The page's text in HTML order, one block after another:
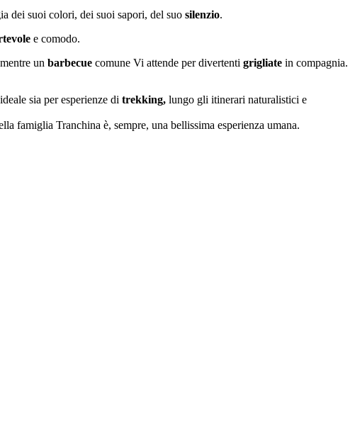
dei suoi colori, dei suoi sapori, del suo silenzio.
e comodo.
un barbecue comune Vi attende per divertenti grigliate in compagnia.
sia per esperienze di trekking, lungo gli itinerari naturalistici e
famiglia Tranchina è, sempre, una bellissima esperienza umana.